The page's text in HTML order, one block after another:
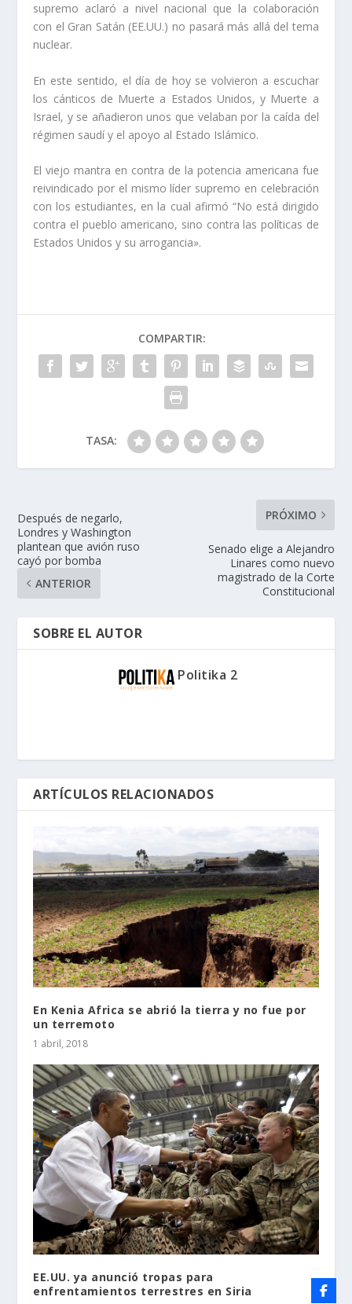
supremo aclaró a nivel nacional que la colaboración
con el Gran Satán (EE.UU.) no pasará más allá del tema
nuclear.
En este sentido, el día de hoy se volvieron a escuchar
los cánticos de Muerte a Estados Unidos, y Muerte a
Israel, y se añadieron unos que velaban por la caída del
régimen saudí y el apoyo al Estado Islámico.
El viejo mantra en contra de la potencia americana fue
reivindicado por el mismo líder supremo en celebración
con los estudiantes, en la cual afirmó “No está dirigido
contra el pueblo americano, sino contra las políticas de
Estados Unidos y su arrogancia».
COMPARTIR:
TASA:
Después de negarlo,
Londres y Washington
plantean que avión ruso
cayó por bomba
ANTERIOR
PRÓXIMO
Senado elige a Alejandro
Linares como nuevo
magistrado de la Corte
Constitucional
SOBRE EL AUTOR
Politika 2
ARTÍCULOS RELACIONADOS
En Kenia Africa se abrió la tierra y no fue por
un terremoto
1 abril, 2018
EE.UU. ya anunció tropas para
enfrentamientos terrestres en Siria